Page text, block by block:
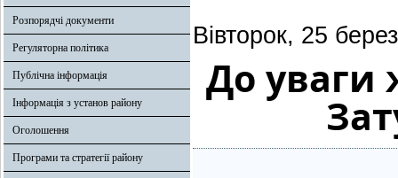
Розпорядчі документи
Регуляторна політика
Публічна інформація
Інформація з установ району
Оголошення
Програми та стратегії району
Вівторок, 25
До уваги